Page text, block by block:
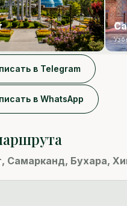
в Telegram
в WhatsApp
Самарканд, Бухара,